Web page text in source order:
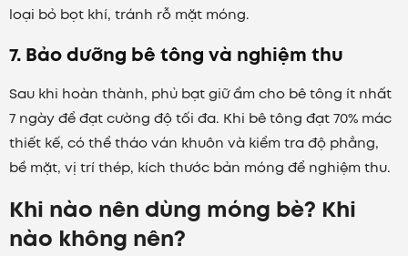
loại bỏ bọt khí, tránh rỗ mặt móng.
7. Bảo dưỡng bê tông và nghiệm thu
Sau khi hoàn thành, phủ bạt giữ ẩm cho bê tông ít nhất
7 ngày để đạt cường độ tối đa. Khi bê tông đạt 70% mác
thiết kế, có thể tháo ván khuôn và kiểm tra độ phẳng,
bề mặt, vị trí thép, kích thước bản móng để nghiệm thu.
Khi nào nên dùng móng bè? Khi
nào không nên?